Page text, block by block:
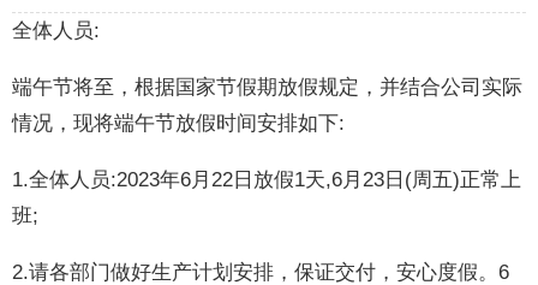
全体人员:
端午节将至，根据国家节假期放假规定，并结合公司实际
情况，现将端午节放假时间安排如下:
1.全体人员:2023年6月22日放假1天,6月23日(周五)正常上
班;
2.请各部门做好生产计划安排，保证交付，安心度假。6